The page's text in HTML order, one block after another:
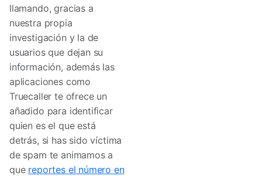
llamando, gracias a
nuestra propia
investigación y la de
usuarios que dejan su
información, además las
aplicaciones como
Truecaller te ofrece un
añadido para identificar
quien es el que está
detrás, si has sido víctima
de spam te animamos a
que reportes el número en